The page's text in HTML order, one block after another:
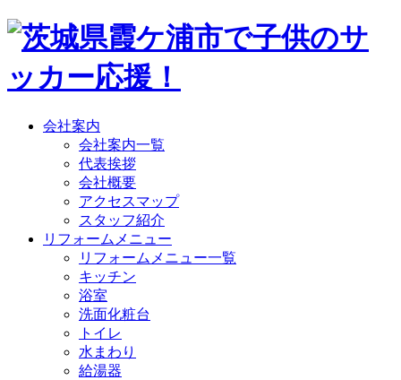
会社案内
会社案内一覧
代表挨拶
会社概要
アクセスマップ
スタッフ紹介
リフォームメニュー
リフォームメニュー一覧
キッチン
浴室
洗面化粧台
トイレ
水まわり
給湯器